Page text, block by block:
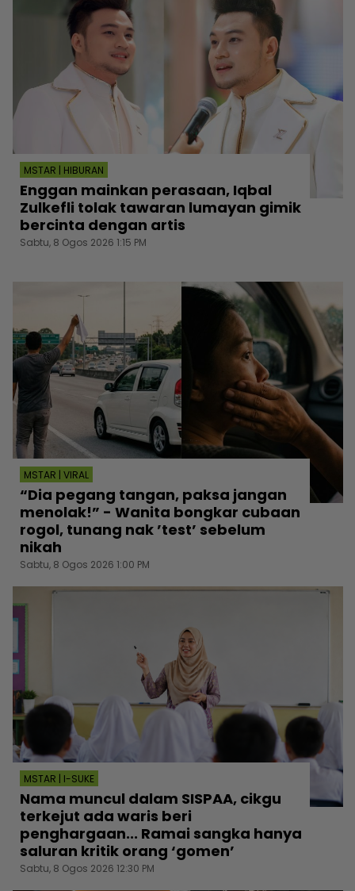
MSTAR | HIBURAN
Enggan mainkan perasaan, Iqbal
Zulkefli tolak tawaran lumayan gimik
bercinta dengan artis
Sabtu, 8 Ogos 2026 1:15 PM
MSTAR | VIRAL
“Dia pegang tangan, paksa jangan
menolak!” - Wanita bongkar cubaan
rogol, tunang nak ’test’ sebelum
nikah
Sabtu, 8 Ogos 2026 1:00 PM
MSTAR | I-SUKE
Nama muncul dalam SISPAA, cikgu
terkejut ada waris beri
penghargaan... Ramai sangka hanya
saluran kritik orang ‘gomen’
Sabtu, 8 Ogos 2026 12:30 PM